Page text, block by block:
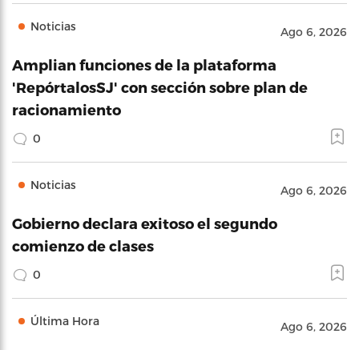
Noticias Ago 6, 2026
Amplian funciones de la plataforma
'RepórtalosSJ' con sección sobre plan de
racionamiento
0
Noticias Ago 6, 2026
Gobierno declara exitoso el segundo
comienzo de clases
0
Última Hora Ago 6, 2026